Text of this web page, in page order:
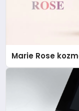
Marie Rose